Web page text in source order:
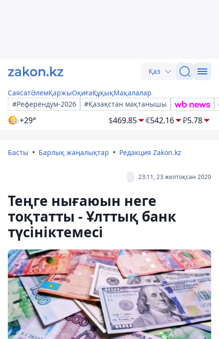
Қаз
СаясатӘлемҚаржыОқиғаҚұқықМақалалар
#Референдум-2026
#Қазақстан мақтанышы
+29° $469.85 €542.16 ₽5.78
Басты Барлық жаңалықтар Редакция Zakon.kz
23:11, 23 желтоқсан 2020
Теңге нығаюын неге
тоқтатты - Ұлттық банк
түсініктемесі